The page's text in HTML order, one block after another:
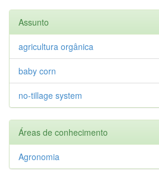
Assunto
agricultura orgânica
baby corn
no-tillage system
Áreas de conhecimento
Agronomia